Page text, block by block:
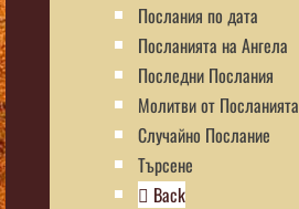
Послания по дата
Посланията на Ангела
Последни Послания
Молитви от Посланията
Случайно Послание
Търсене
Back